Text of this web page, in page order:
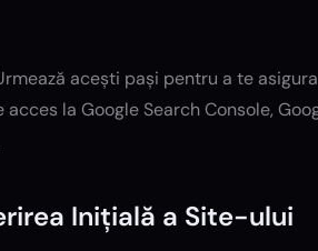
acești pași pentru a te
la Google Search Console,
Inițială a Site-ului